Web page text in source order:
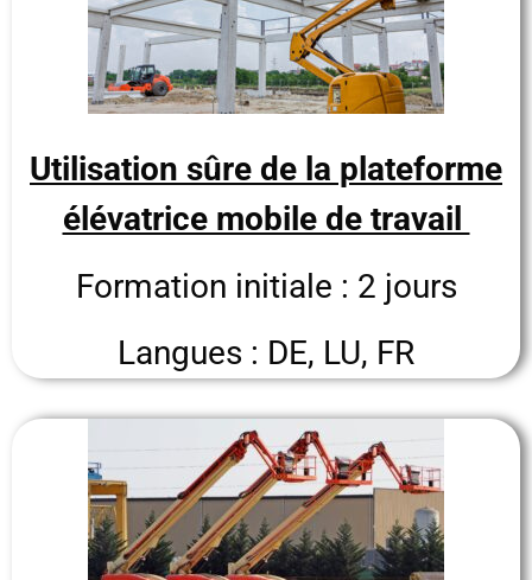
Utilisation sûre de la plateforme
élévatrice mobile de travail
Formation initiale : 2 jours
Langues : DE, LU, FR